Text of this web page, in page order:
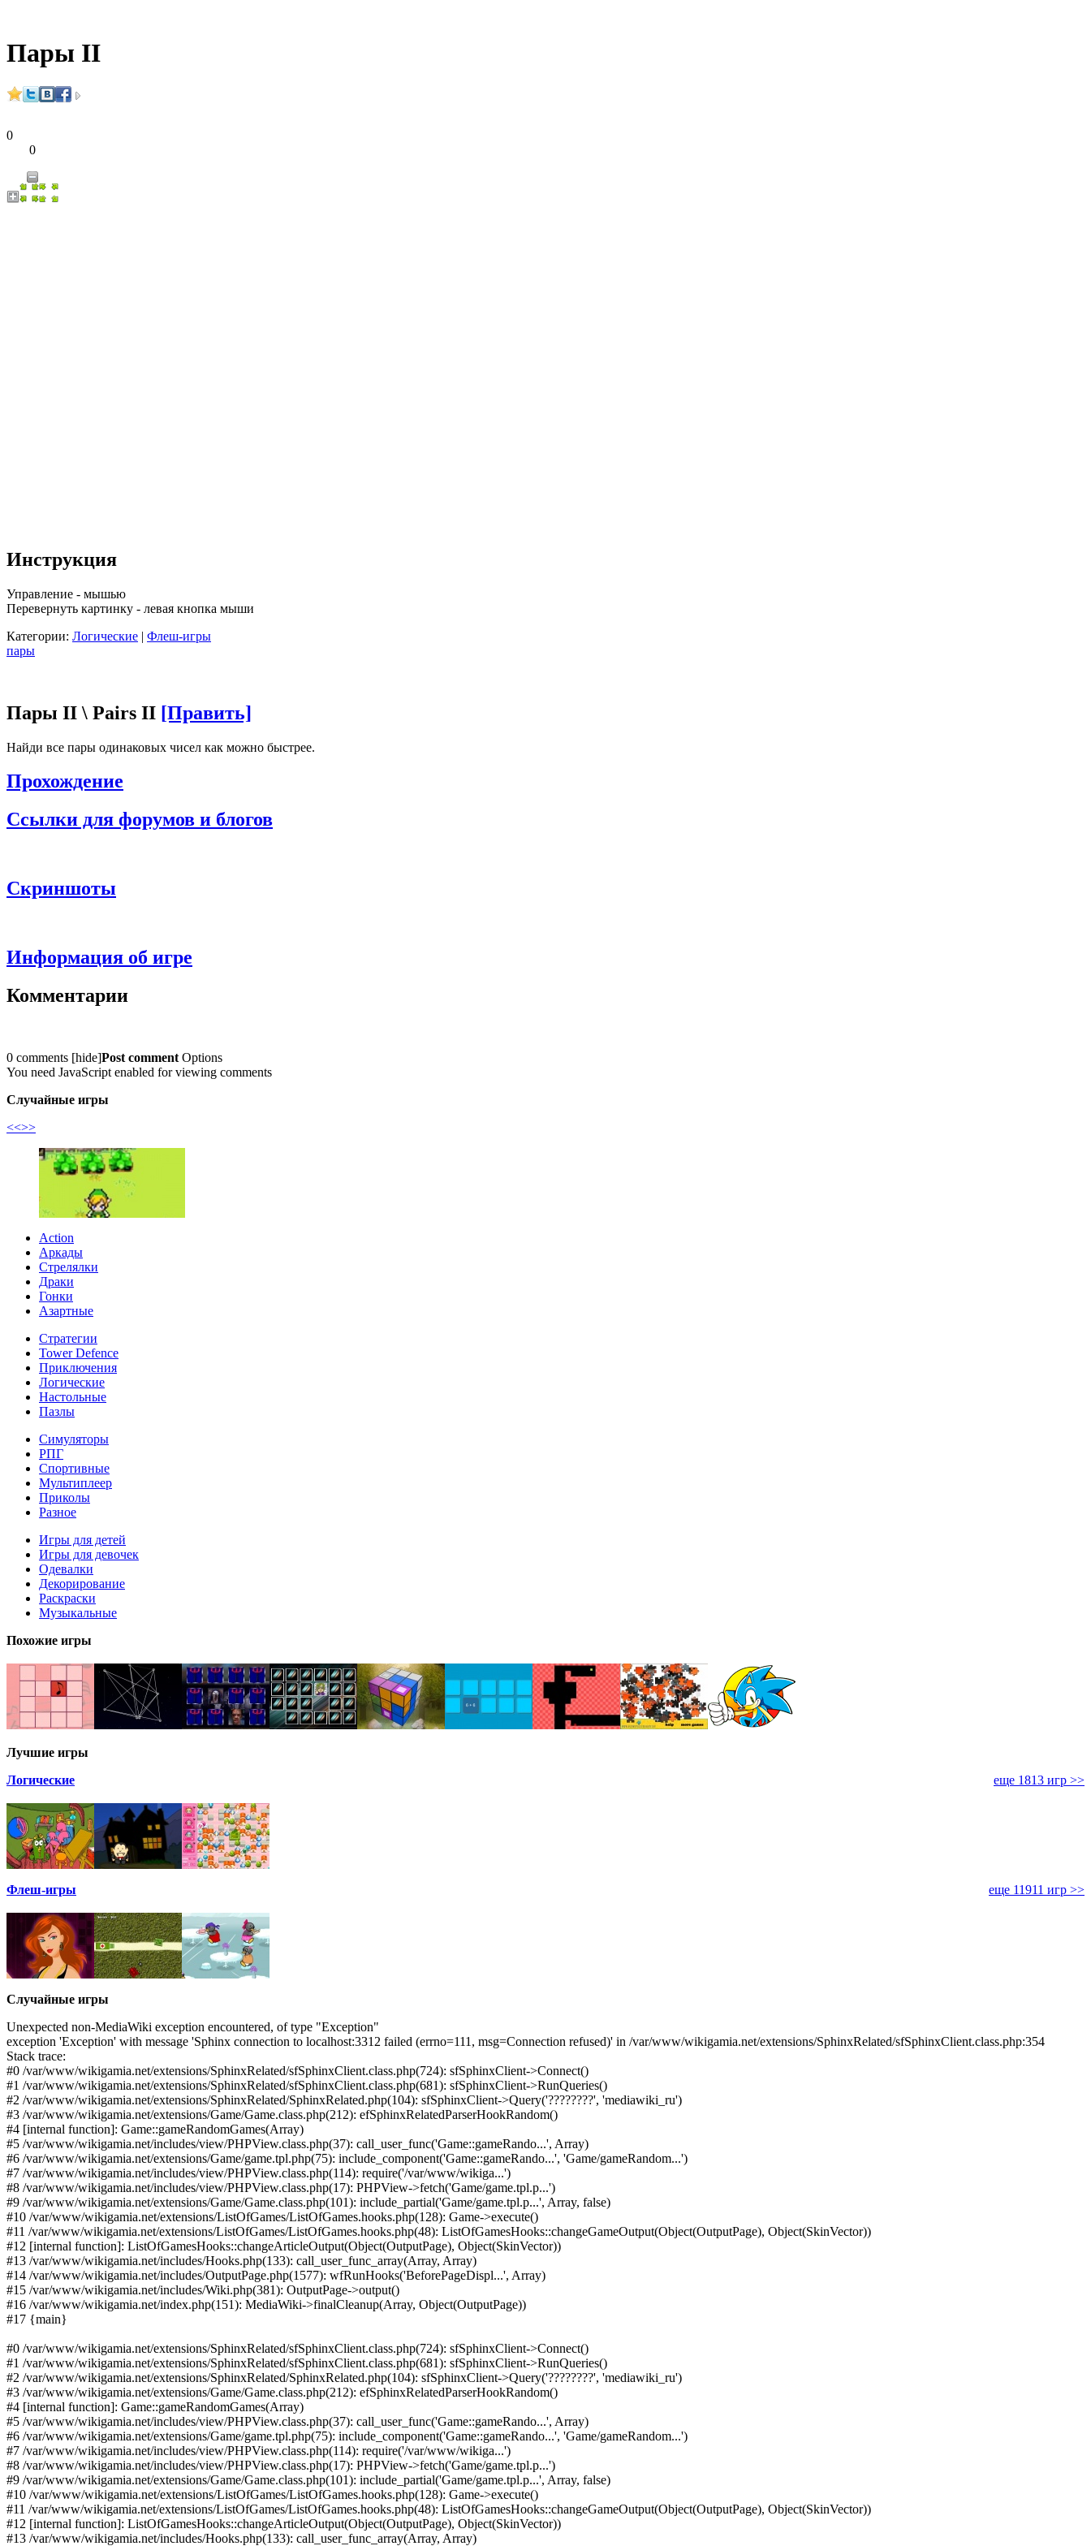
Пары II
0
0
Инструкция
Управление - мышью
Перевернуть картинку - левая кнопка мыши
Категории: Логические | Флеш-игры
пары
Пары II \ Pairs II [Править]
Найди все пары одинаковых чисел как можно быстрее.
Прохождение
Ссылки для форумов и блогов
Скриншоты
Информация об игре
Комментарии
0 comments [hide]Post comment Options
You need JavaScript enabled for viewing comments
Случайные игры
<<>>
Action
Аркады
Стрелялки
Драки
Гонки
Азартные
Стратегии
Tower Defence
Приключения
Логические
Настольные
Пазлы
Симуляторы
РПГ
Спортивные
Мультиплеер
Приколы
Разное
Игры для детей
Игры для девочек
Одевалки
Декорирование
Раскраски
Музыкальные
Похожие игры
Лучшие игры
Логические
еще 1813 игр >>
Флеш-игры еще 11911 игр >>
Случайные игры
Unexpected non-MediaWiki exception encountered, of type "Exception"
exception 'Exception' with message 'Sphinx connection to localhost:3312 failed (errno=111, msg=Connection refused)' in /var/www/wikigamia.net/extensions/SphinxRelated/sfSphinxClient.class.php:354
Stack trace:
#0 /var/www/wikigamia.net/extensions/SphinxRelated/sfSphinxClient.class.php(724): sfSphinxClient->Connect()
#1 /var/www/wikigamia.net/extensions/SphinxRelated/sfSphinxClient.class.php(681): sfSphinxClient->RunQueries()
#2 /var/www/wikigamia.net/extensions/SphinxRelated/SphinxRelated.php(104): sfSphinxClient->Query('????????', 'mediawiki_ru')
#3 /var/www/wikigamia.net/extensions/Game/Game.class.php(212): efSphinxRelatedParserHookRandom()
#4 [internal function]: Game::gameRandomGames(Array)
#5 /var/www/wikigamia.net/includes/view/PHPView.class.php(37): call_user_func('Game::gameRando...', Array)
#6 /var/www/wikigamia.net/extensions/Game/game.tpl.php(75): include_component('Game::gameRando...', 'Game/gameRandom...')
#7 /var/www/wikigamia.net/includes/view/PHPView.class.php(114): require('/var/www/wikiga...')
#8 /var/www/wikigamia.net/includes/view/PHPView.class.php(17): PHPView->fetch('Game/game.tpl.p...')
#9 /var/www/wikigamia.net/extensions/Game/Game.class.php(101): include_partial('Game/game.tpl.p...', Array, false)
#10 /var/www/wikigamia.net/extensions/ListOfGames/ListOfGames.hooks.php(128): Game->execute()
#11 /var/www/wikigamia.net/extensions/ListOfGames/ListOfGames.hooks.php(48): ListOfGamesHooks::changeGameOutput(Object(OutputPage), Object(SkinVector))
#12 [internal function]: ListOfGamesHooks::changeArticleOutput(Object(OutputPage), Object(SkinVector))
#13 /var/www/wikigamia.net/includes/Hooks.php(133): call_user_func_array(Array, Array)
#14 /var/www/wikigamia.net/includes/OutputPage.php(1577): wfRunHooks('BeforePageDispl...', Array)
#15 /var/www/wikigamia.net/includes/Wiki.php(381): OutputPage->output()
#16 /var/www/wikigamia.net/index.php(151): MediaWiki->finalCleanup(Array, Object(OutputPage))
#17 {main}
#0 /var/www/wikigamia.net/extensions/SphinxRelated/sfSphinxClient.class.php(724): sfSphinxClient->Connect()
#1 /var/www/wikigamia.net/extensions/SphinxRelated/sfSphinxClient.class.php(681): sfSphinxClient->RunQueries()
#2 /var/www/wikigamia.net/extensions/SphinxRelated/SphinxRelated.php(104): sfSphinxClient->Query('????????', 'mediawiki_ru')
#3 /var/www/wikigamia.net/extensions/Game/Game.class.php(212): efSphinxRelatedParserHookRandom()
#4 [internal function]: Game::gameRandomGames(Array)
#5 /var/www/wikigamia.net/includes/view/PHPView.class.php(37): call_user_func('Game::gameRando...', Array)
#6 /var/www/wikigamia.net/extensions/Game/game.tpl.php(75): include_component('Game::gameRando...', 'Game/gameRandom...')
#7 /var/www/wikigamia.net/includes/view/PHPView.class.php(114): require('/var/www/wikiga...')
#8 /var/www/wikigamia.net/includes/view/PHPView.class.php(17): PHPView->fetch('Game/game.tpl.p...')
#9 /var/www/wikigamia.net/extensions/Game/Game.class.php(101): include_partial('Game/game.tpl.p...', Array, false)
#10 /var/www/wikigamia.net/extensions/ListOfGames/ListOfGames.hooks.php(128): Game->execute()
#11 /var/www/wikigamia.net/extensions/ListOfGames/ListOfGames.hooks.php(48): ListOfGamesHooks::changeGameOutput(Object(OutputPage), Object(SkinVector))
#12 [internal function]: ListOfGamesHooks::changeArticleOutput(Object(OutputPage), Object(SkinVector))
#13 /var/www/wikigamia.net/includes/Hooks.php(133): call_user_func_array(Array, Array)